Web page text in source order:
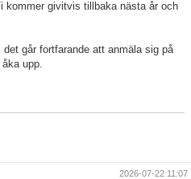
kommer givitvis tillbaka nästa år och
går fortfarande att anmäla sig på
upp.
2026-07-22 11:07